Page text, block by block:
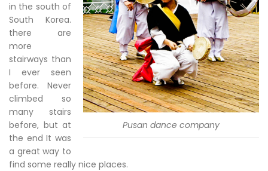
Pusan dance company
in the south of
South Korea.
there are
more
stairways than
I ever seen
before. Never
climbed so
many stairs
before, but at
the end It was
a great way to
find some really nice places.